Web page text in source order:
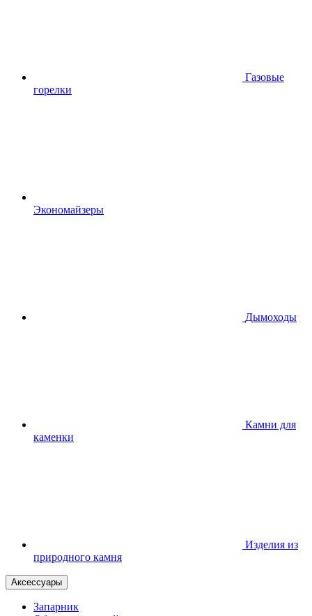
Газовые
горелки
Экономайзеры
Дымоходы
Камни для
каменки
Изделия из
природного камня
Аксессуары
Запарник